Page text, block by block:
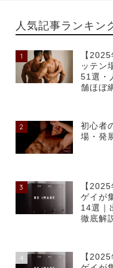
人気記事ランキン
1
【
ッテン
51選・
舗ほぼ
2
初心者
場・発
3
【
ゲイが
14選｜
徹底解
4
【